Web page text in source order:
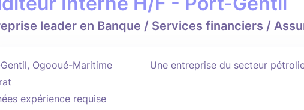
leader en Banque / Services financiers /
Ogooué-Maritime
expérience requise
Une entreprise du secteur